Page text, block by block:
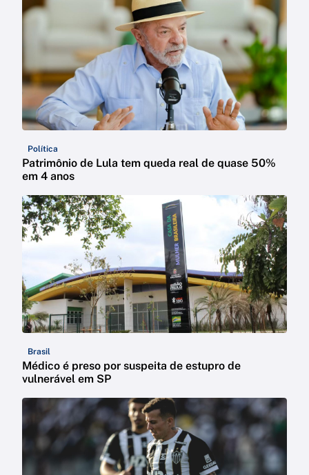
Política
Patrimônio de Lula tem queda real de quase 50%
em 4 anos
Brasil
Médico é preso por suspeita de estupro de
vulnerável em SP